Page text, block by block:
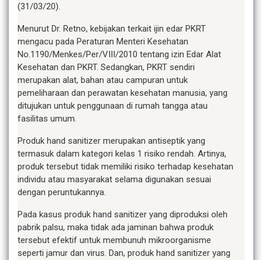
(31/03/20).
Menurut Dr. Retno, kebijakan terkait ijin edar PKRT
mengacu pada Peraturan Menteri Kesehatan
No.1190/Menkes/Per/VIII/2010 tentang izin Edar Alat
Kesehatan dan PKRT. Sedangkan, PKRT sendiri
merupakan alat, bahan atau campuran untuk
pemeliharaan dan perawatan kesehatan manusia, yang
ditujukan untuk penggunaan di rumah tangga atau
fasilitas umum.
Produk hand sanitizer merupakan antiseptik yang
termasuk dalam kategori kelas 1 risiko rendah. Artinya,
produk tersebut tidak memiliki risiko terhadap kesehatan
individu atau masyarakat selama digunakan sesuai
dengan peruntukannya.
Pada kasus produk hand sanitizer yang diproduksi oleh
pabrik palsu, maka tidak ada jaminan bahwa produk
tersebut efektif untuk membunuh mikroorganisme
seperti jamur dan virus. Dan, produk hand sanitizer yang